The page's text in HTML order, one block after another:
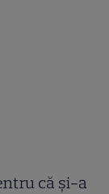
că și-a